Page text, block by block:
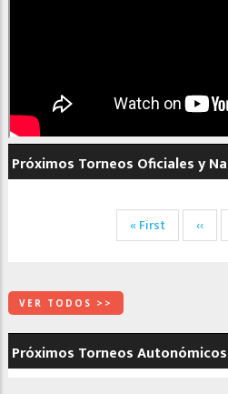
Próximos Torneos Oficiales y
Primera
página
« First
Página
‹‹
VER TODOS >>
Próximos Torneos Autonómicos